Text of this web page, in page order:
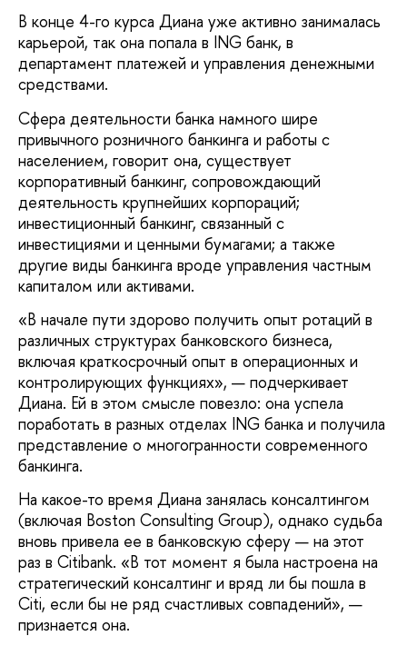
В конце 4-го курса Диана уже активно занималась
карьерой, так она попала в ING банк, в
департамент платежей и управления денежными
средствами.
Сфера деятельности банка намного шире
привычного розничного банкинга и работы с
населением, говорит она, существует
корпоративный банкинг, сопровождающий
деятельность крупнейших корпораций;
инвестиционный банкинг, связанный с
инвестициями и ценными бумагами; а также
другие виды банкинга вроде управления частным
капиталом или активами.
«В начале пути здорово получить опыт ротаций в
различных структурах банковского бизнеса,
включая краткосрочный опыт в операционных и
контролирующих функциях», — подчеркивает
Диана. Ей в этом смысле повезло: она успела
поработать в разных отделах ING банка и получила
представление о многогранности современного
банкинга.
На какое-то время Диана занялась консалтингом
(включая Boston Consulting Group), однако судьба
вновь привела ее в банковскую сферу — на этот
раз в Citibank. «В тот момент я была настроена на
стратегический консалтинг и вряд ли бы пошла в
Citi, если бы не ряд счастливых совпадений», —
признается она.